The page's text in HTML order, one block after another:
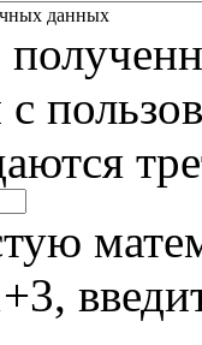
данных
с